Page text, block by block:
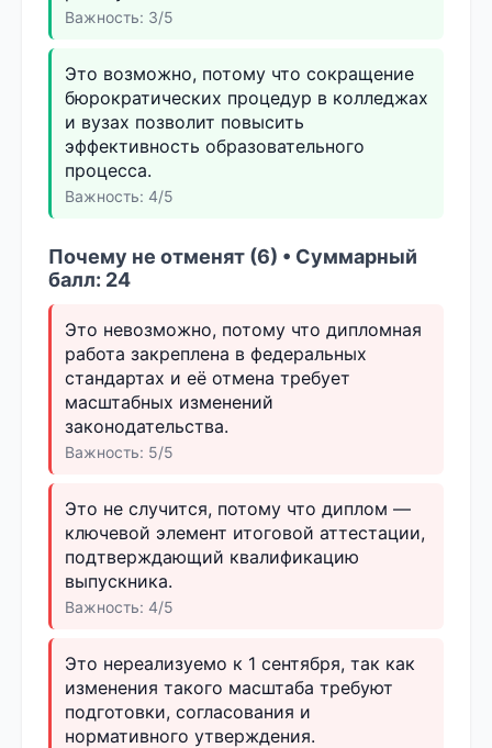
Важность: 3/5
Это возможно, потому что сокращение
бюрократических процедур в колледжах
и вузах позволит повысить
эффективность образовательного
процесса.
Важность: 4/5
Почему не отменят (6) • Суммарный
балл: 24
Это невозможно, потому что дипломная
работа закреплена в федеральных
стандартах и её отмена требует
масштабных изменений
законодательства.
Важность: 5/5
Это не случится, потому что диплом —
ключевой элемент итоговой аттестации,
подтверждающий квалификацию
выпускника.
Важность: 4/5
Это нереализуемо к 1 сентября, так как
изменения такого масштаба требуют
подготовки, согласования и
нормативного утверждения.